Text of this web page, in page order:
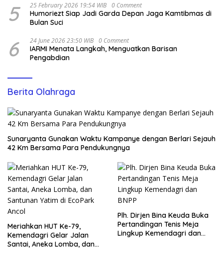
5 25 February 2026 19:54 WIB 0 Comment
Humoriezt Siap Jadi Garda Depan Jaga Kamtibmas di
Bulan Suci
6 24 June 2026 23:50 WIB 0 Comment
IARMI Menata Langkah, Menguatkan Barisan
Pengabdian
Berita Olahraga
Sunaryanta Gunakan Waktu Kampanye dengan Berlari Sejauh
42 Km Bersama Para Pendukungnya
Meriahkan HUT Ke-79,
Kemendagri Gelar Jalan
Santai, Aneka Lomba, dan
Plh. Dirjen Bina Keuda Buka
Pertandingan Tenis Meja
Lingkup Kemendagri dan